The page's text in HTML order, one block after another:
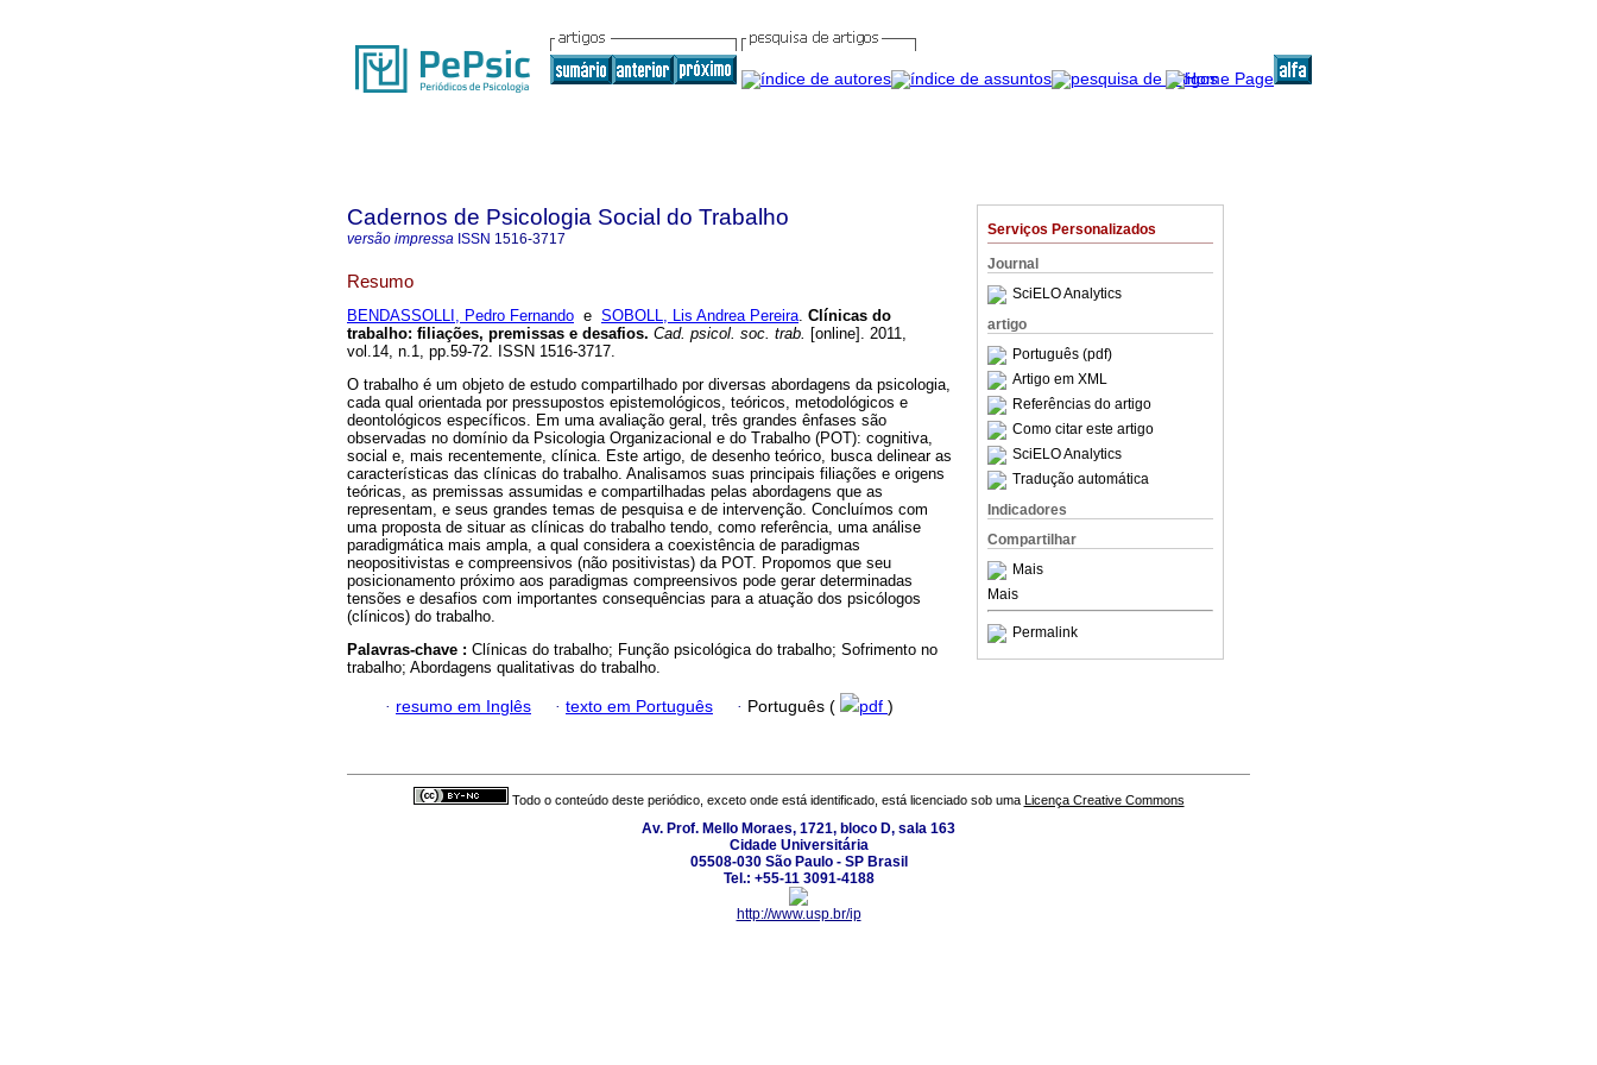
Serviços Personalizados
Journal
SciELO Analytics
artigo
Português (pdf)
Artigo em XML
Referências do artigo
Como citar este artigo
SciELO Analytics
Tradução automática
Indicadores
Compartilhar
Mais
Mais
Permalink
Cadernos de Psicologia Social do Trabalho
versão impressa ISSN 1516-3717
Resumo
BENDASSOLLI, Pedro Fernando e SOBOLL, Lis Andrea Pereira. Clínicas do
trabalho: filiações, premissas e desafios. Cad. psicol. soc. trab. [online]. 2011,
vol.14, n.1, pp.59-72. ISSN 1516-3717.
O trabalho é um objeto de estudo compartilhado por diversas abordagens da psicologia,
cada qual orientada por pressupostos epistemológicos, teóricos, metodológicos e
deontológicos específicos. Em uma avaliação geral, três grandes ênfases são
observadas no domínio da Psicologia Organizacional e do Trabalho (POT): cognitiva,
social e, mais recentemente, clínica. Este artigo, de desenho teórico, busca delinear as
características das clínicas do trabalho. Analisamos suas principais filiações e origens
teóricas, as premissas assumidas e compartilhadas pelas abordagens que as
representam, e seus grandes temas de pesquisa e de intervenção. Concluímos com
uma proposta de situar as clínicas do trabalho tendo, como referência, uma análise
paradigmática mais ampla, a qual considera a coexistência de paradigmas
neopositivistas e compreensivos (não positivistas) da POT. Propomos que seu
posicionamento próximo aos paradigmas compreensivos pode gerar determinadas
tensões e desafios com importantes consequências para a atuação dos psicólogos
(clínicos) do trabalho.
Palavras-chave : Clínicas do trabalho; Função psicológica do trabalho; Sofrimento no
trabalho; Abordagens qualitativas do trabalho.
· resumo em Inglês · texto em Português · Português ( pdf )
Todo o conteúdo deste periódico, exceto onde está identificado, está licenciado sob uma Licença Creative Commons
Av. Prof. Mello Moraes, 1721, bloco D, sala 163
Cidade Universitária
05508-030 São Paulo - SP Brasil
Tel.: +55-11 3091-4188
http://www.usp.br/ip